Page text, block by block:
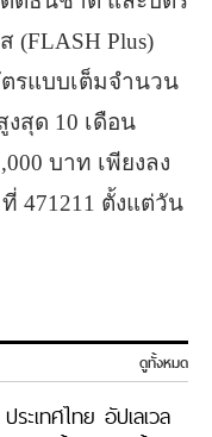
Plus)
รแบบเต็มจำนวน
สุด 10 เดือน
บาท เพียงลง
471211 ตั้งแต่วัน
ดูทั้งหมด
ระเทศไทย อัปเลเวล